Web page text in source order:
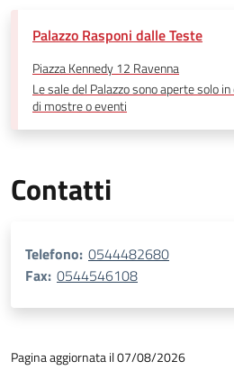
Palazzo Rasponi dalle Teste
Piazza Kennedy 12 Ravenna
Le sale del Palazzo sono aperte solo
di mostre o eventi
Contatti
Telefono: 0544482680
Fax: 0544546108
Pagina aggiornata il 07/08/2026